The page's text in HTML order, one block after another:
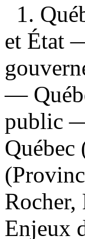
1.
et État
—
public
Enjeux